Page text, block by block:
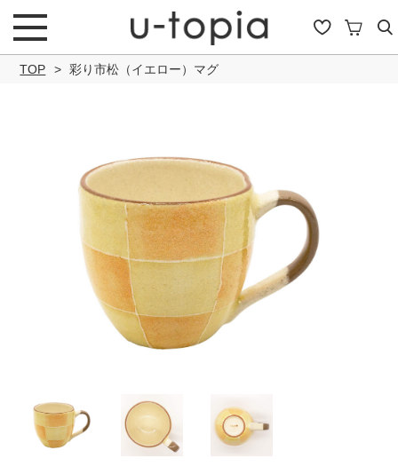
キーワード
セール
30％OFF未満
TOP 彩り市松（イエロー）マグ